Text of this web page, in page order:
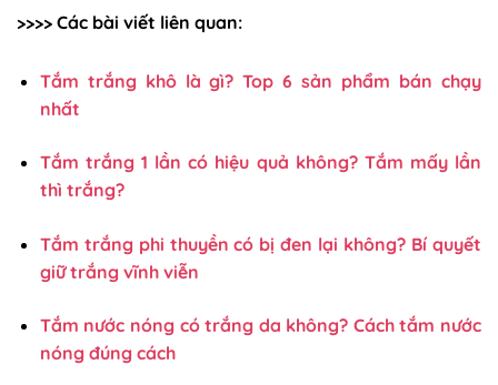
>>>> Các bài viết liên quan:
Tắm trắng khô là gì? Top 6 sản phẩm bán chạy
nhất
Tắm trắng 1 lần có hiệu quả không? Tắm mấy lần
thì trắng?
Tắm trắng phi thuyền có bị đen lại không? Bí quyết
giữ trắng vĩnh viễn
Tắm nước nóng có trắng da không? Cách tắm nước
nóng đúng cách